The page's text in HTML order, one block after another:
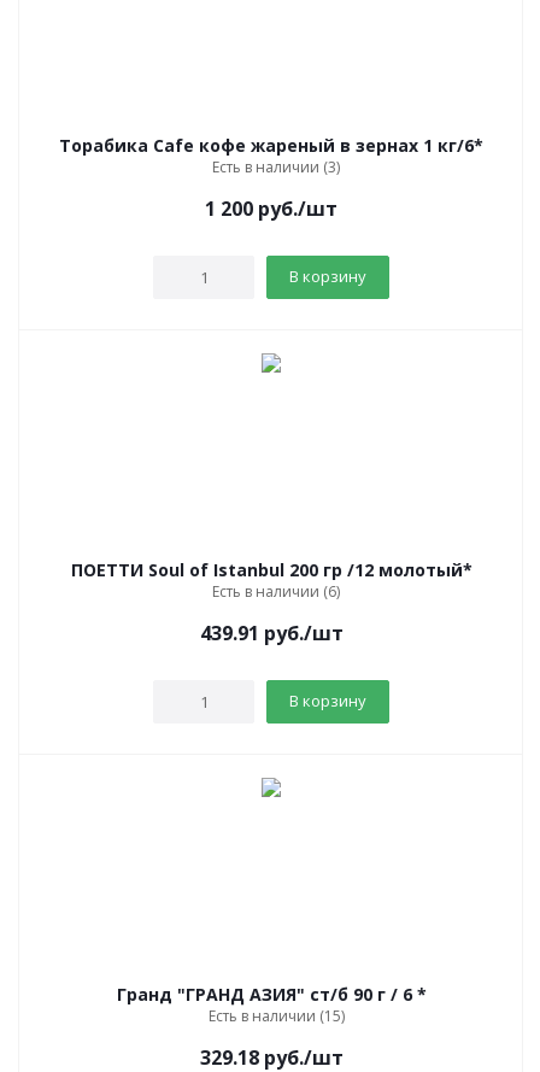
Торабика Cafe кофе жареный в зернах 1 кг/6*
Есть в наличии (3)
1 200 руб./шт
В корзину
ПОЕТТИ Soul of Istanbul 200 гр /12 молотый*
Есть в наличии (6)
439.91 руб./шт
В корзину
Гранд "ГРАНД АЗИЯ" ст/б 90 г / 6 *
Есть в наличии (15)
329.18руб./шт